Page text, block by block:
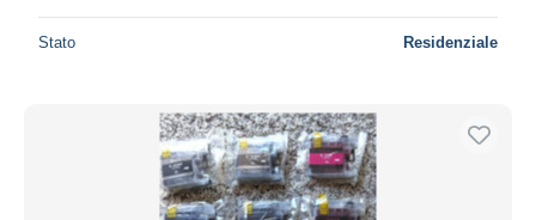
Stato Residenziale